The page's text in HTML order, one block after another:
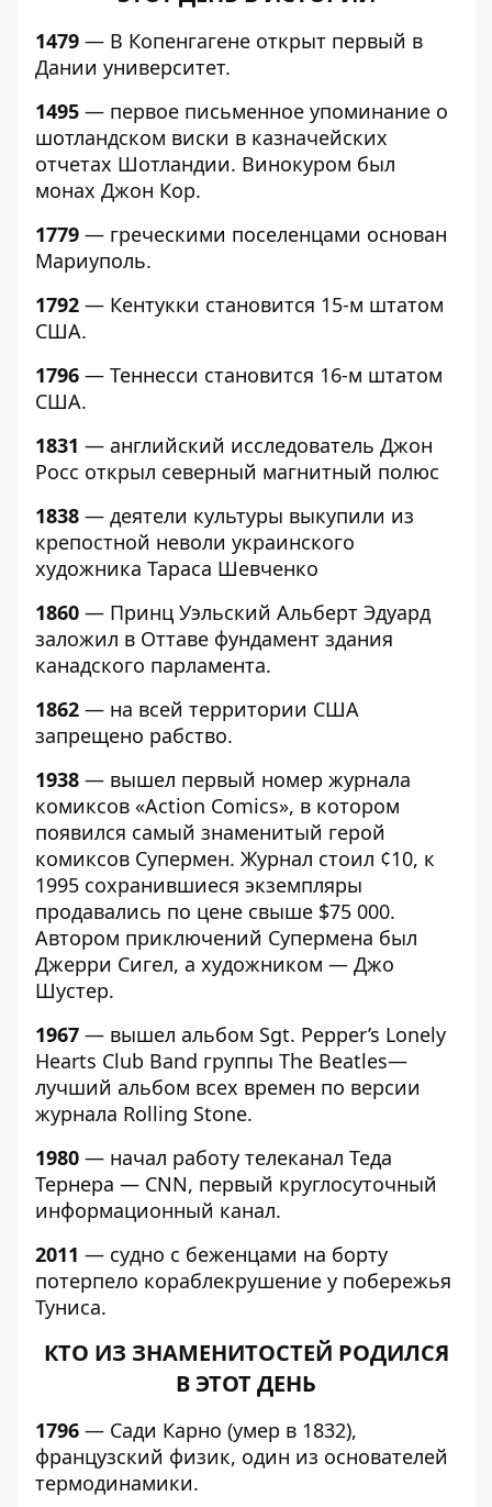
1479 — В Копенгагене открыт первый в
Дании университет.
1495 — первое письменное упоминание о
шотландском виски в казначейских
отчетах Шотландии. Винокуром был
монах Джон Кор.
1779 — греческими поселенцами основан
Мариуполь.
1792 — Кентукки становится 15-м штатом
США.
1796 — Теннесси становится 16-м штатом
США.
1831 — английский исследователь Джон
Росс открыл северный магнитный полюс
1838 — деятели культуры выкупили из
крепостной неволи украинского
художника Тараса Шевченко
1860 — Принц Уэльский Альберт Эдуард
заложил в Оттаве фундамент здания
канадского парламента.
1862 — на всей территории США
запрещено рабство.
1938 — вышел первый номер журнала
комиксов «Action Comics», в котором
появился самый знаменитый герой
комиксов Супермен. Журнал стоил ¢10, к
1995 сохранившиеся экземпляры
продавались по цене свыше $75 000.
Автором приключений Супермена был
Джерри Сигел, а художником — Джо
Шустер.
1967 — вышел альбом Sgt. Pepper’s Lonely
Hearts Club Band группы The Beatles—
лучший альбом всех времен по версии
журнала Rolling Stone.
1980 — начал работу телеканал Теда
Тернера — CNN, первый круглосуточный
информационный канал.
2011 — судно с беженцами на борту
потерпело кораблекрушение у побережья
Туниса.
КТО ИЗ ЗНАМЕНИТОСТЕЙ РОДИЛСЯ
В ЭТОТ ДЕНЬ
1796 — Сади Карно (умер в 1832),
французский физик, один из основателей
термодинамики.